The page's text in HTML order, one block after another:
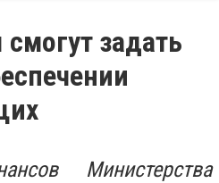
задать
Министерства